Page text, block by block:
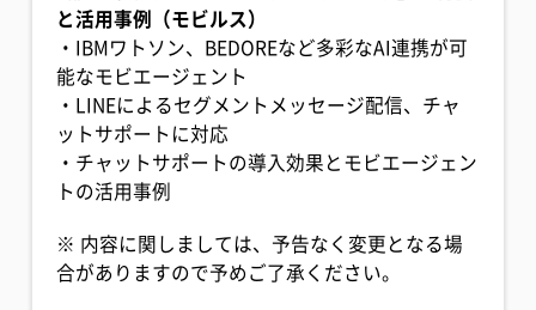
と活用事例（モビルス）
・IBMワトソン、BEDOREなど多彩なAI連携が可
能なモビエージェント
・LINEによるセグメントメッセージ配信、チャ
ットサポートに対応
・チャットサポートの導入効果とモビエージェン
トの活用事例
※ 内容に関しましては、予告なく変更となる場
合がありますので予めご了承ください。